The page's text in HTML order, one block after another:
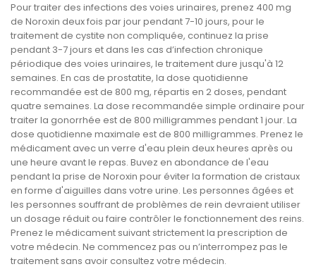
Pour traiter des infections des voies urinaires, prenez 400 mg
de Noroxin deux fois par jour pendant 7-10 jours, pour le
traitement de cystite non compliquée, continuez la prise
pendant 3-7 jours et dans les cas d’infection chronique
périodique des voies urinaires, le traitement dure jusqu'à 12
semaines. En cas de prostatite, la dose quotidienne
recommandée est de 800 mg, répartis en 2 doses, pendant
quatre semaines. La dose recommandée simple ordinaire pour
traiter la gonorrhée est de 800 milligrammes pendant 1 jour. La
dose quotidienne maximale est de 800 milligrammes. Prenez le
médicament avec un verre d'eau plein deux heures après ou
une heure avant le repas. Buvez en abondance de l'eau
pendant la prise de Noroxin pour éviter la formation de cristaux
en forme d'aiguilles dans votre urine. Les personnes âgées et
les personnes souffrant de problèmes de rein devraient utiliser
un dosage réduit ou faire contrôler le fonctionnement des reins.
Prenez le médicament suivant strictement la prescription de
votre médecin. Ne commencez pas ou n’interrompez pas le
traitement sans avoir consultez votre médecin.